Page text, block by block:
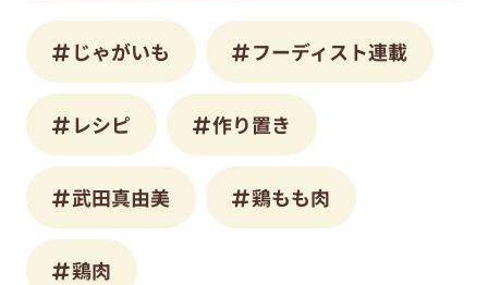
じゃがいも フーディスト連載
レシピ 作り置き
武田真由美 鶏もも肉
鶏肉